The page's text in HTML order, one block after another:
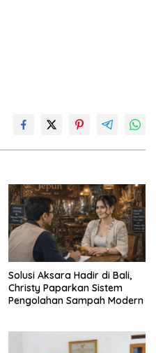
Solusi Aksara Hadir di Bali,
Christy Paparkan Sistem
Pengolahan Sampah Modern